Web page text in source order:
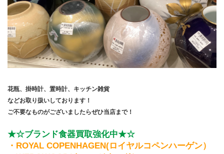
花瓶、掛時計、置時計、キッチン雑貨
などお取り扱いしております！
ご不要なものがございましたらぜひ当店まで！
★☆ブランド食器買取強化中★☆
・ROYAL COPENHAGEN(ロイヤルコペンハーゲン）